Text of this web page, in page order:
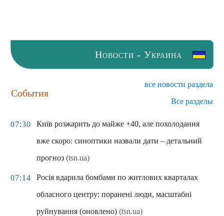
Новости - Украина
События
все новости раздела
Все разделы
07:30
Київ розжарить до майже +40, але похолодання
вже скоро: синоптики назвали дати – детальний
прогноз (tsn.ua)
07:14
Росія вдарила бомбами по житлових кварталах
обласного центру: поранені люди, масштабні
руйнування (оновлено) (tsn.ua)